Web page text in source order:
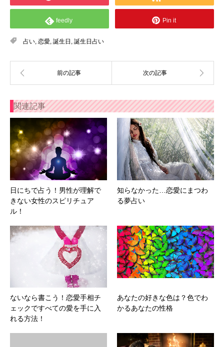
feedly Pin it
占い, 恋愛, 誕生日 , 誕生日占い
関連記事
日にちで占う！男性が理解で
きない女性のスピリチュア
ル！
知らなかった…恋愛にまつわ
る夢占い
ないなら書こう！恋愛手相チ
ェックですべての愛を手に入
れる方法！
あなたの好きな色は？色でわ
かるあなたの性格